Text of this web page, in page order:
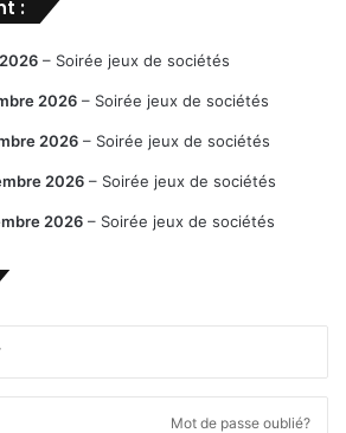
:
– Soirée jeux de sociétés
2026 – Soirée jeux de sociétés
2026 – Soirée jeux de sociétés
2026 – Soirée jeux de sociétés
2026 – Soirée jeux de sociétés
Mot de passe oublié?